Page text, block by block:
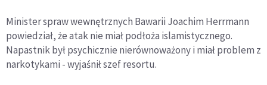
Minister spraw wewnętrznych Bawarii Joachim Herrmann
powiedział, że atak nie miał podłoża islamistycznego.
Napastnik był psychicznie nierównoważony i miał problem z
narkotykami - wyjaśnił szef resortu.